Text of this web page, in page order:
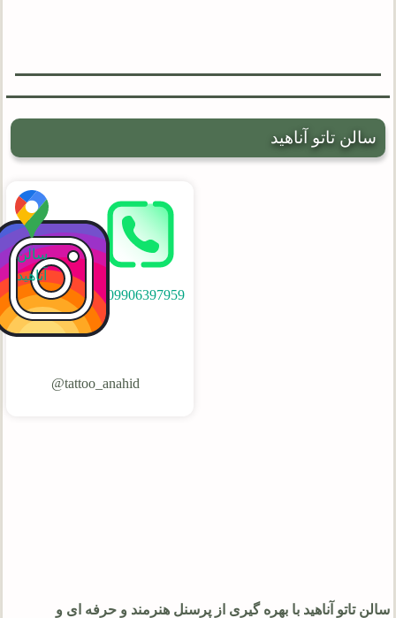
سالن تاتو آناهید
09906397959
tattoo_anahid@
سالن
آناهید
سالن تاتو آناهید با بهره گیری از پرسنل هنرمند و حرفه ای و